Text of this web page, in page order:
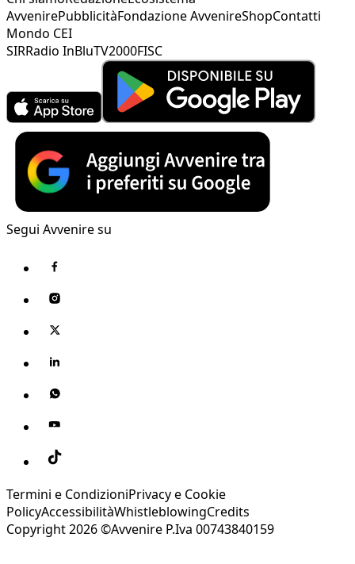
AvvenirePubblicitàFondazione AvvenireShopContatti
Mondo CEI
SIRRadio InBluTV2000FISC
Segui Avvenire su
Termini e CondizioniPrivacy e Cookie
PolicyAccessibilitàWhistleblowingCredits
Copyright 2026 ©Avvenire P.Iva 00743840159